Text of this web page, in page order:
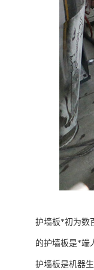
护墙板*初为数
的护墙板是*端
护墙板是机器